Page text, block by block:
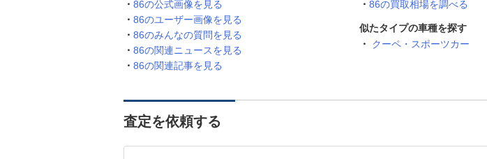
86の公式画像を見る
86のユーザー画像を見る
86のみんなの質問を見る
86の関連ニュースを見る
86の関連記事を見る
86の買取相場を調べる
似たタイプの車種を探す
クーペ・スポーツカー
査定を依頼する